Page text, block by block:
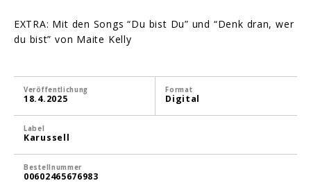
EXTRA: Mit den Songs “Du bist Du” und “Denk dran, wer
du bist” von Maite Kelly
Veröffentlichung
18.4.2025
Format
Digital
Label
Karussell
Bestellnummer
00602465676983